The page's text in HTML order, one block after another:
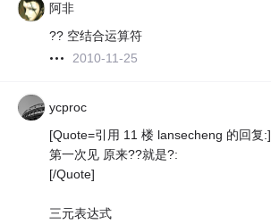
阿非
?? 空结合运算符
2010-11-25
ycproc
[Quote=引用 11 楼 lansecheng 的回复:]
第一次见 原来??就是?:
[/Quote]
三元表达式